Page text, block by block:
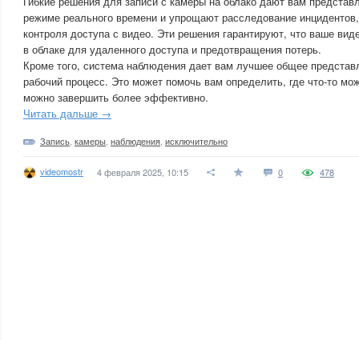
режиме реального времени и упрощают расследование
контроля доступа с видео. Эти решения гарантируют, что ваше
в облаке для удаленного доступа и предотвращения потерь.
Кроме того, система наблюдения дает вам лучшее общее
рабочий процесс. Это может помочь вам определить, где что-то
можно завершить более эффективно.
Читать дальше →
Запись камеры наблюдения исключительно
videomostr 4 февраля 2025, 10:15 0 478